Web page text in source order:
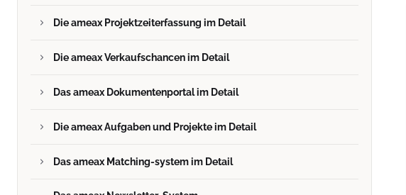
Die ameax Projektzeiterfassung im Detail
Die ameax Verkaufschancen im Detail
Das ameax Dokumentenportal im Detail
Die ameax Aufgaben und Projekte im Detail
Das ameax Matching-system im Detail